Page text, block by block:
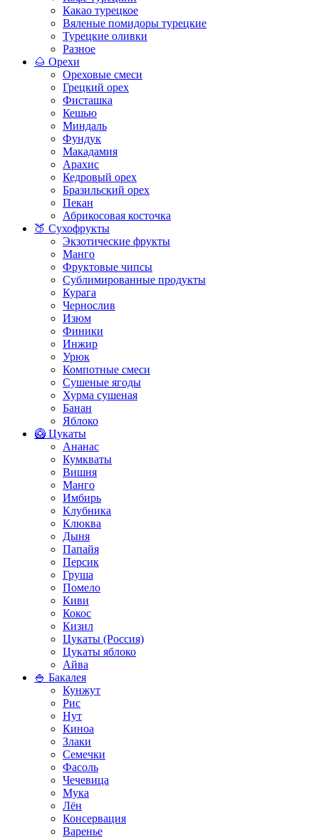
Какао турецкое
Вяленые помидоры турецкие
Турецкие оливки
Разное
🌰 Орехи
Ореховые смеси
Грецкий орех
Фисташка
Кешью
Миндаль
Фундук
Макадамия
Арахис
Кедровый орех
Бразильский орех
Пекан
Абрикосовая косточка
🍑 Сухофрукты
Экзотические фрукты
Манго
Фруктовые чипсы
Сублимированные продукты
Курага
Чернослив
Изюм
Финики
Инжир
Урюк
Компотные смеси
Сушеные ягоды
Хурма сушеная
Банан
Яблоко
🥝 Цукаты
Ананас
Кумкваты
Вишня
Манго
Имбирь
Клубника
Клюква
Дыня
Папайя
Персик
Груша
Помело
Киви
Кокос
Кизил
Цукаты (Россия)
Цукаты яблоко
Айва
🍚 Бакалея
Кунжут
Рис
Нут
Киноа
Злаки
Семечки
Фасоль
Чечевица
Мука
Лён
Консервация
Варенье